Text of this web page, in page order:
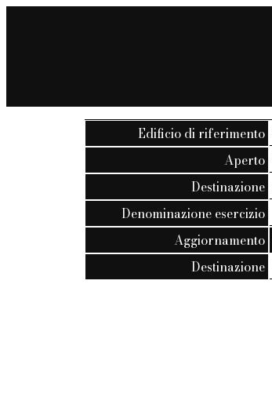
Edificio di riferimento
Aperto
Destinazione
Denominazione esercizio
Aggiornamento
Destinazione